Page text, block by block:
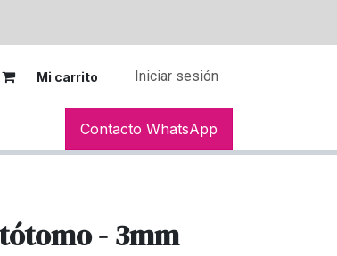
Mi carrito Iniciar sesión
Contacto WhatsApp
- 3mm